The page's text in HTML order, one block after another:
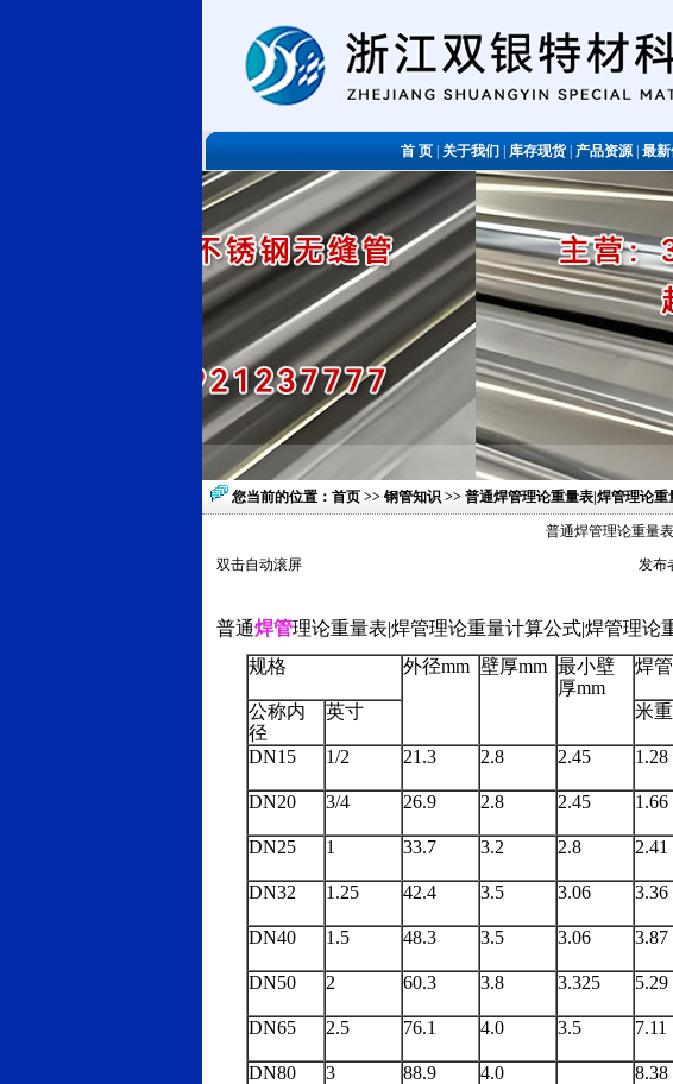
首 页关于我们库存现货|产品资源|最
您当前的位置： 首页 >> 钢管知识 >> 普通焊管理论重量表|焊管理论
普通焊管理论重量
双击自动滚屏
发布
普通焊管理论重量表|焊管理论重量计算公式|焊管理论
规格
外径mm 壁厚mm 最小壁
厚mm
焊
米
公称内
径
英寸
DN15 1/2 21.3 2.8 2.45 1.28
DN20 3/4 26.9 2.8 2.45 1.66
DN25 1 33.7 3.2 2.8 2.41
DN32 1.25 42.4 3.5 3.06 3.36
DN40 1.5 48.3 3.5 3.06 3.87
DN50 2 60.3 3.8 3.325 5.29
DN65 2.5 76.1 4.0 3.5 7.11
DN80 3 88.9 4.0 8.38